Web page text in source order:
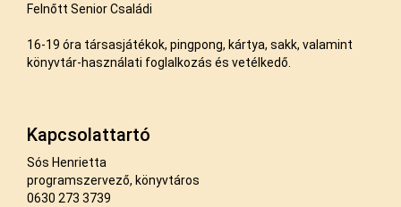
Felnőtt Senior Családi
16-19 óra társasjátékok, pingpong, kártya, sakk, valamint
könyvtár-használati foglalkozás és vetélkedő.
Kapcsolattartó
Sós Henrietta
programszervező, könyvtáros
0630 273 3739